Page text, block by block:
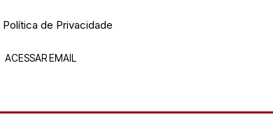
Política de Privacidade
ACESSAR EMAIL